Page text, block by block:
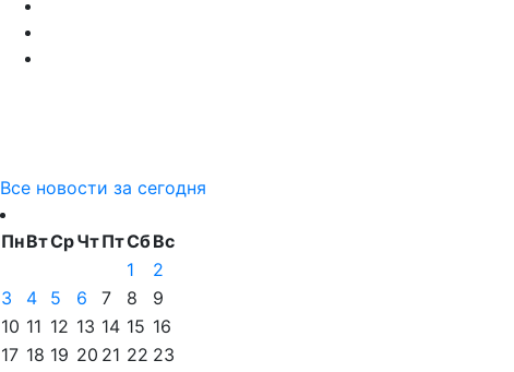
Все новости за сегодня
ПнВтСрЧтПтСбВс
1
2
3
4 5 6 7 8
9
10 11 12 13 14 15 16
17 18 19 20 21 22 23